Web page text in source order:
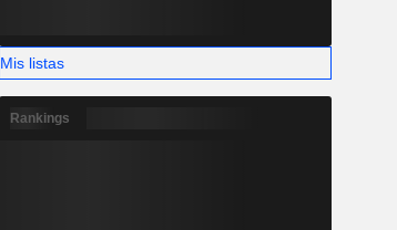
Mis listas
Rankings